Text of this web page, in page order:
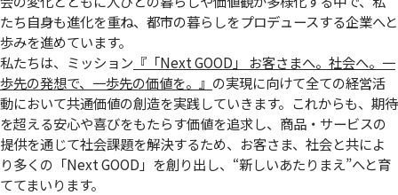
たち自身も進化を重ね、都市の暮らしをプロデュースする企業へと
歩みを進めています。
私たちは、ミッション 『「Next GOOD」 お客さまへ。社会へ。⼀
歩先の発想で、⼀歩先の価値を。』 の実現に向けて全ての経営活
動において共通価値の創造を実践していきます。これからも、期待
を超える安心や喜びをもたらす価値を追求し、商品・サービスの
提供を通じて社会課題を解決するため、お客さま、社会と共によ
り多くの「Next GOOD」を創り出し、“新しいあたりまえ”へと育
ててまいります。